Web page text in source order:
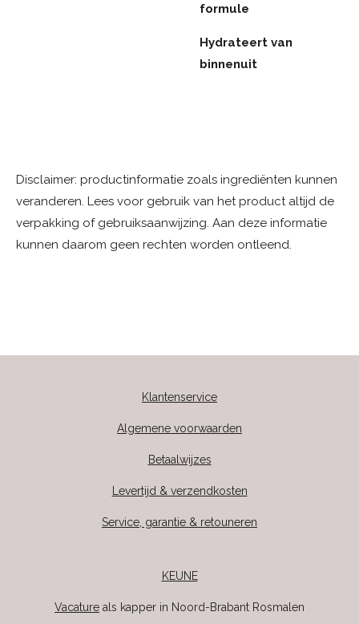
formule
Hydrateert van
binnenuit
Disclaimer: productinformatie zoals ingrediënten kunnen
veranderen. Lees voor gebruik van het product altijd de
verpakking of gebruiksaanwijzing. Aan deze informatie
kunnen daarom geen rechten worden ontleend.
Klantenservice
Algemene voorwaarden
Betaalwijzes
Levertijd & verzendkosten
Service, garantie & retouneren
KEUNE
Vacature als kapper in Noord-Brabant Rosmalen